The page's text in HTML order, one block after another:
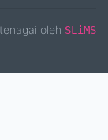
oleh SLiMS